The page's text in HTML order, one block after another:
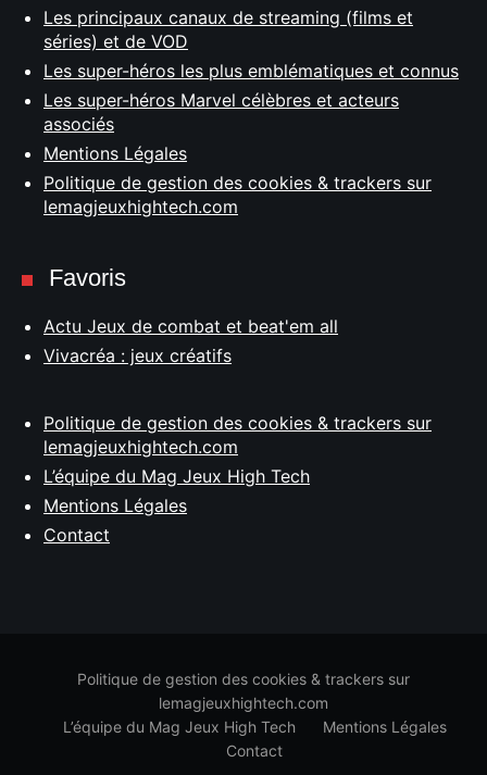
Les principaux canaux de streaming (films et
séries) et de VOD
Les super-héros les plus emblématiques et connus
Les super-héros Marvel célèbres et acteurs
associés
Mentions Légales
Politique de gestion des cookies & trackers sur
lemagjeuxhightech.com
Favoris
Actu Jeux de combat et beat'em all
Vivacréa : jeux créatifs
Politique de gestion des cookies & trackers sur
lemagjeuxhightech.com
L’équipe du Mag Jeux High Tech
Mentions Légales
Contact
Politique de gestion des cookies & trackers sur
lemagjeuxhightech.com
L’équipe du Mag Jeux High Tech
Mentions Légales
Contact